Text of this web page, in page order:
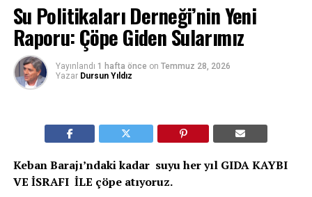
Su Politikaları Derneği’nin Yeni
Raporu: Çöpe Giden Sularımız
Yayınlandı 1 hafta önce on Temmuz 28, 2026
Yazar Dursun Yıldız
Keban Barajı’ndaki kadar suyu her yıl GIDA KAYBI
VE İSRAFI İLE çöpe atıyoruz.